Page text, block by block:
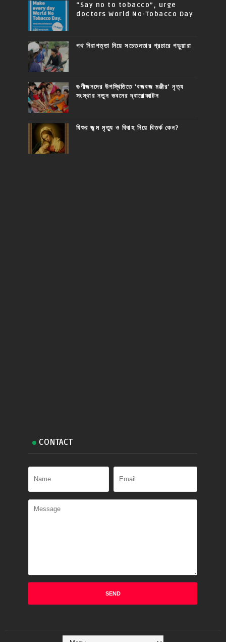
“Say no to tobacco”, urge
doctors World No-Tobacco Day
পথ নিরাপত্তা নিয়ে সচেতনতার প্রচারে পড়ুয়ারা
গুণীজনদের উপস্থিতিতে 'বজবজ মঞ্জীর' নৃত্য
সংস্থার নতুন ভবনের দ্বারোদ্ঘাটন
যিশুর জন্ম মৃত্যু ও বিবাহ নিয়ে বিতর্ক কেন?
CONTACT